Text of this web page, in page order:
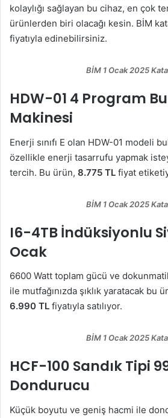
kolaylığı sağlayan bu cihaz, en çok
ürünlerden biri olacağı kesin. BİM
fiyatıyla edinebilirsiniz.
BİM 1 Ocak 2025
HDW-01 4 Program
Makinesi
Enerji sınıfı E olan HDW-01 modeli
özellikle enerji tasarrufu yapmak
tercih. Bu ürün, 8.775 TL fiyat
BİM 1 Ocak 2025
I6-4TB İndüksiyonlu
Ocak
6600 Watt toplam gücü ve
ile mutfağınızda şıklık yaratacak bu
6.990 TL fiyatıyla satılıyor.
BİM 1 Ocak 2025
HCF-100 Sandık Tipi
Dondurucu
Küçük boyutu ve geniş hacmi ile